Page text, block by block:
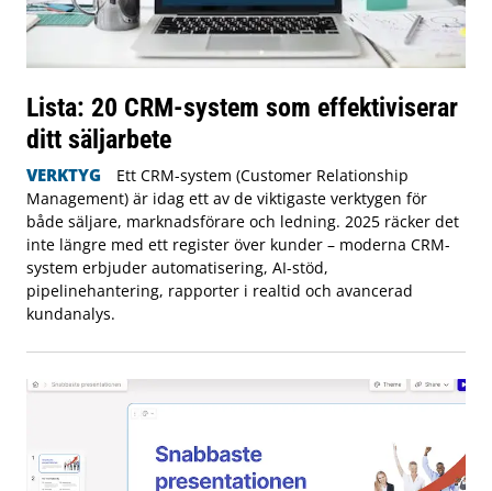
Lista: 20 CRM-system som effektiviserar
ditt säljarbete
VERKTYG
Ett CRM-system (Customer Relationship
Management) är idag ett av de viktigaste verktygen för
både säljare, marknadsförare och ledning. 2025 räcker det
inte längre med ett register över kunder – moderna CRM-
system erbjuder automatisering, AI-stöd,
pipelinehantering, rapporter i realtid och avancerad
kundanalys.